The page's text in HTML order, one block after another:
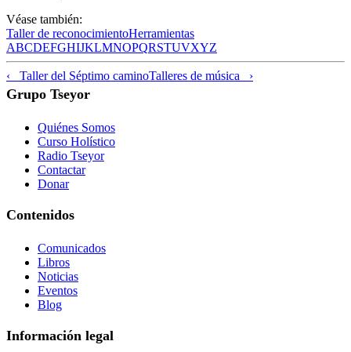
Véase también:
Taller de reconocimientoHerramientas
ABCDEFGHIJKLMNOPQRSTUVXYZ
‹ Taller del Séptimo caminoTalleres de música ›
Grupo Tseyor
Quiénes Somos
Curso Holístico
Radio Tseyor
Contactar
Donar
Contenidos
Comunicados
Libros
Noticias
Eventos
Blog
Información legal